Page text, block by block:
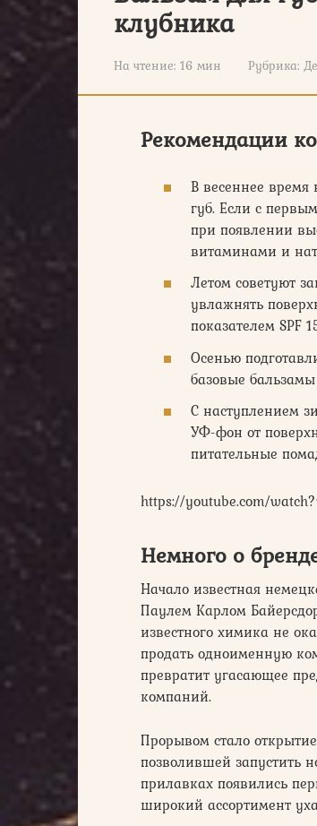
клубника
На чтение: 16 мин Рубрика:
Рекомендации
В весеннее
губ. Если с
при появлении
витаминами и
Летом советуют
увлажнять
показателем SPF
Осенью
базовые
С наступлением
УФ-фон от
питательные
https://youtube.com/
Немного о
Начало известная
Паулем Карлом
известного химика не
продать одноименную
превратит угасающее
компаний.
Прорывом стало
позволившей запустить
прилавках появились
широкий ассортимент